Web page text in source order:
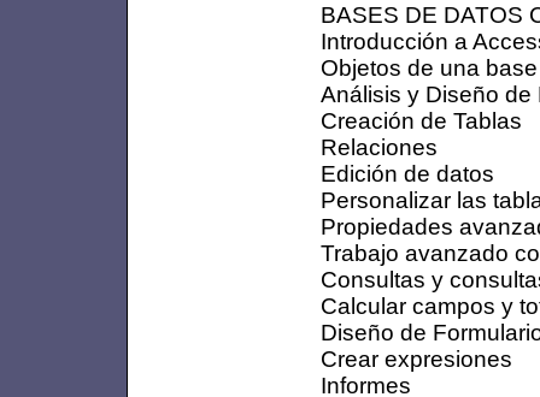
BASES DE DATOS
Introducción a
Objetos de una
Análisis y Diseño
Creación de Tablas
Relaciones
Edición de datos
Personalizar las
Propiedades
Trabajo avanzado
Consultas y
Calcular campos y
Diseño de
Crear expresiones
Informes